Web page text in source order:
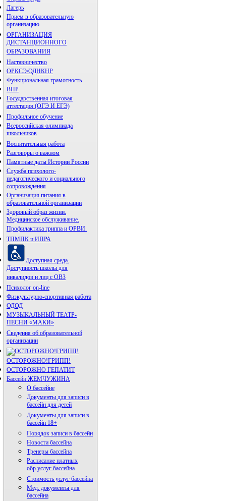
Лагерь
Прием в образовательную
организацию
ОРГАНИЗАЦИЯ
ДИСТАНЦИОННОГО
ОБРАЗОВАНИЯ
Наставничество
ОРКСЭ/ОДНКНР
Функциональная грамотность
ВПР
Государственная итоговая
аттестация (ОГЭ И ЕГЭ)
Профильное обучение
Всероссийская олимпиада
школьников
Воспитательная работа
Разговоры о важном
Памятные даты Истории России
Служба психолого-
педагогического и социального
сопровождения
Организация питания в
образовательной организации
Здоровый образ жизни.
Медицинское обслуживание.
Профилактика гриппа и ОРВИ.
ТПМПК и ИПРА
Доступная среда.
Доступность школы для
инвалидов и лиц с ОВЗ
Психолог on-line
Физкультурно-спортивная работа
ОДОД
МУЗЫКАЛЬНЫЙ ТЕАТР-
ПЕСНИ «МАКИ»
Сведения об образовательной
организации
ОСТОРОЖНО!ГРИПП!
ОСТОРОЖНО ГЕПАТИТ
Бассейн ЖЕМЧУЖИНА
О бассейне
Документы для записи в
бассейн для детей
Документы для записи в
бассейн 18+
Порядок записи в бассейн
Новости бассейна
Тренеры бассейна
Расписание платных
обр.услуг бассейна
Стоимость услуг бассейна
Мед. документы для
бассейна